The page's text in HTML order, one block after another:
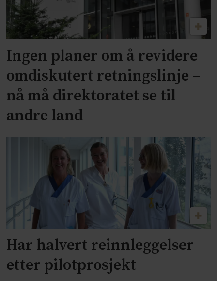
Ingen planer om å revidere
omdiskutert retningslinje –
nå må direktoratet se til
andre land
Har halvert reinnleggelser
etter pilotprosjekt